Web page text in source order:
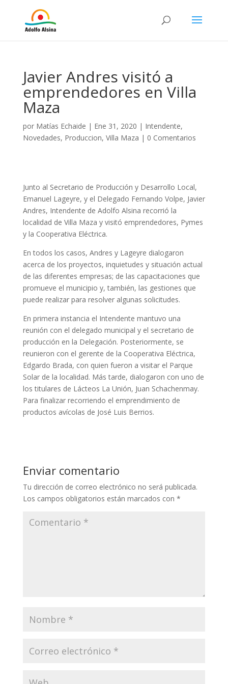
Javier Andres visitó a
emprendedores en Villa
Maza
por Matías Echaide | Ene 31, 2020 | Intendente,
Novedades, Produccion, Villa Maza | 0 Comentarios
Junto al Secretario de Producción y Desarrollo Local,
Emanuel Lageyre, y el Delegado Fernando Volpe, Javier
Andres, Intendente de Adolfo Alsina recorrió la
localidad de Villa Maza y visitó emprendedores, Pymes
y la Cooperativa Eléctrica.
En todos los casos, Andres y Lageyre dialogaron
acerca de los proyectos, inquietudes y situación actual
de las diferentes empresas; de las capacitaciones que
promueve el municipio y, también, las gestiones que
puede realizar para resolver algunas solicitudes.
En primera instancia el Intendente mantuvo una
reunión con el delegado municipal y el secretario de
producción en la Delegación. Posteriormente, se
reunieron con el gerente de la Cooperativa Eléctrica,
Edgardo Brada, con quien fueron a visitar el Parque
Solar de la localidad. Más tarde, dialogaron con uno de
los titulares de Lácteos La Unión, Juan Schachenmay.
Para finalizar recorriendo el emprendimiento de
productos avícolas de José Luis Berrios.
Enviar comentario
Tu dirección de correo electrónico no será publicada.
Los campos obligatorios están marcados con *